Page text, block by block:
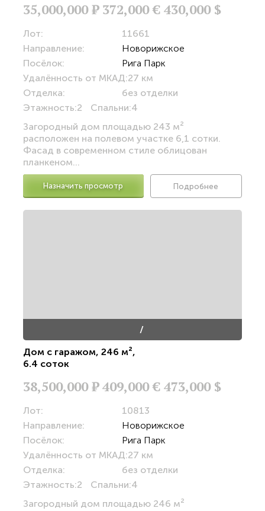
35,000,000Р 372,000 € 430,000 $
Лот:
11661
Направление:
Новорижское
Посёлок:
Рига Парк
Удалённость от МКАД:27 км
Отделка:
без отделки
Этажность:2 Спальни:4
Загородный дом площадью 243 м²
расположен на полевом участке 6,1 сотки.
Фасад в современном стиле облицован
планкеном...
Назначить просмотр Подробнее
/
Дом с гаражом, 246 м²,
6.4 соток
38,500,000Р 409,000 € 473,000 $
Лот:
10813
Направление:
Новорижское
Посёлок:
Рига Парк
Удалённость от МКАД:27 км
Отделка:
без отделки
Этажность:2 Спальни:4
Загородный дом площадью 246 м²